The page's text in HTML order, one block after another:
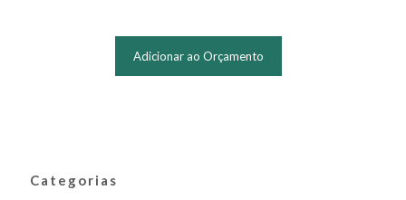
Adicionar ao Orçamento
Categorias